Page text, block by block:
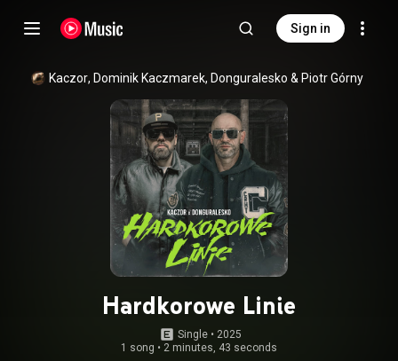
Sign in
Kaczor, Dominik Kaczmarek, Donguralesko & Piotr Górny
Hardkorowe Linie
Single • 2025
1 song • 2 minutes, 43 seconds